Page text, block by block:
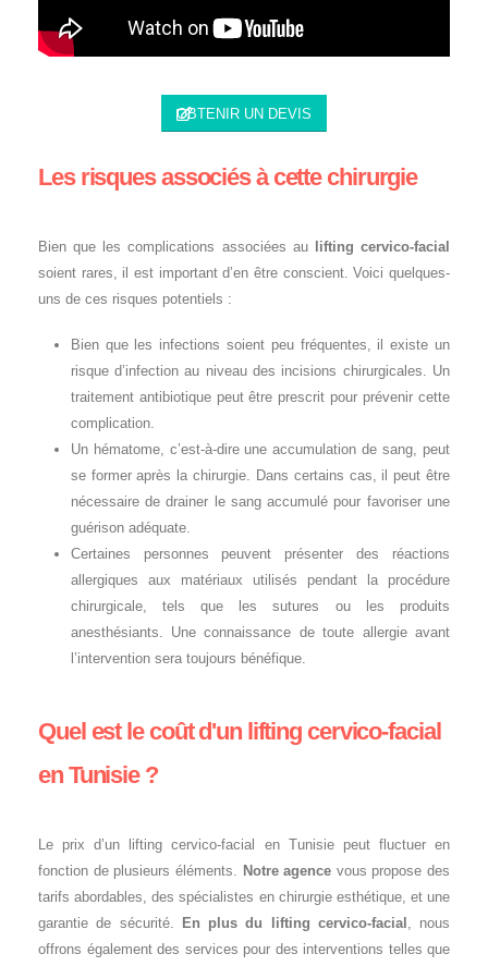
OBTENIR UN DEVIS
Les risques associés à cette chirurgie
Bien que les complications associées au lifting cervico-facial
soient rares, il est important d’en être conscient. Voici quelques-
uns de ces risques potentiels :
Bien que les infections soient peu fréquentes, il existe un
risque d’infection au niveau des incisions chirurgicales. Un
traitement antibiotique peut être prescrit pour prévenir cette
complication.
Un hématome, c’est-à-dire une accumulation de sang, peut
se former après la chirurgie. Dans certains cas, il peut être
nécessaire de drainer le sang accumulé pour favoriser une
guérison adéquate.
Certaines personnes peuvent présenter des réactions
allergiques aux matériaux utilisés pendant la procédure
chirurgicale, tels que les sutures ou les produits
anesthésiants. Une connaissance de toute allergie avant
l’intervention sera toujours bénéfique.
Quel est le coût d'un lifting cervico-facial
en Tunisie ?
Le prix d’un lifting cervico-facial en Tunisie peut fluctuer en
fonction de plusieurs éléments. Notre agence vous propose des
tarifs abordables, des spécialistes en chirurgie esthétique, et une
garantie de sécurité.
En plus du lifting cervico-facial , nous
offrons également des services pour des interventions telles que